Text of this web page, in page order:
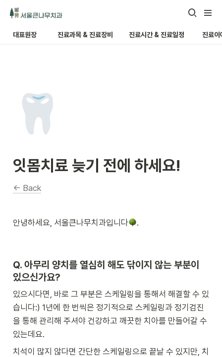
대표원장 진료과목 & 진료장비 진료시간 & 진료일정 진료이
🦷
잇몸치료 늦기 전에 하세요!
← Back
안녕하세요, 서울큰나무치과입니다 .
Q. 아무리 양치를 열심히 해도 닦이지 않는 부분이
있으신가요?
있으시다면, 바로 그 부분은 스케일링을 통해서 해결할 수 있
습니다:) 1년에 한 번씩은 정기적으로 스케일링과 정기검진
을 통해 관리해 주셔야 건강하고 깨끗한 치아를 만들어갈 수
있는데요.
치석이 많지 않다면 간단한 스케일링으로 끝날 수 있지만, 치